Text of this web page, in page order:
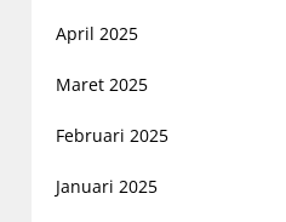
April 2025
Maret 2025
Februari 2025
Januari 2025